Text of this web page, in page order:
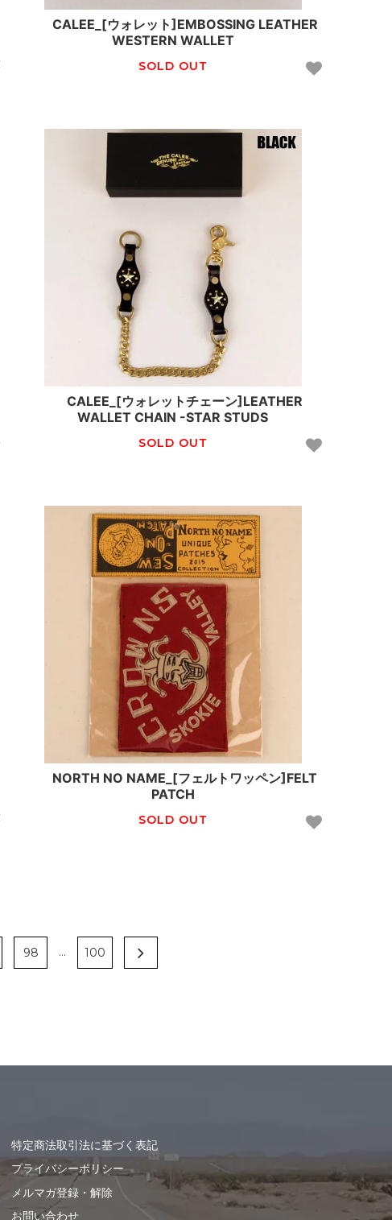
CALEE_[ウォレット]EMBOSSING LEATHER
WESTERN WALLET
SOLD OUT
CALEE_[ウォレットチェーン]LEATHER
WALLET CHAIN -STAR STUDS
SOLD OUT
NORTH NO NAME_[フェルトワッペン]FELT
PATCH
SOLD OUT
98 ... 100
特定商法取引法に基づく表記
プライバシーポリシー
メルマガ登録・解除
お問い合わせ